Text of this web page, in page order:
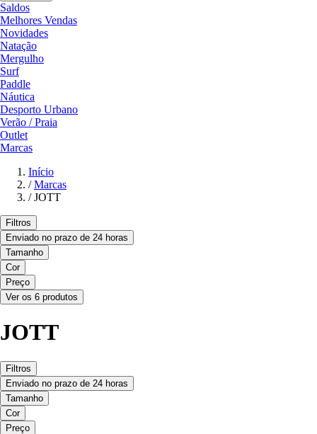
Saldos
Melhores Vendas
Novidades
Natação
Mergulho
Surf
Paddle
Náutica
Desporto Urbano
Verão / Praia
Outlet
Marcas
Início
/ Marcas
/ JOTT
Filtros
Enviado no prazo de 24 horas
Tamanho
Cor
Preço
Ver os 6 produtos
JOTT
Filtros
Enviado no prazo de 24 horas
Tamanho
Cor
Preço